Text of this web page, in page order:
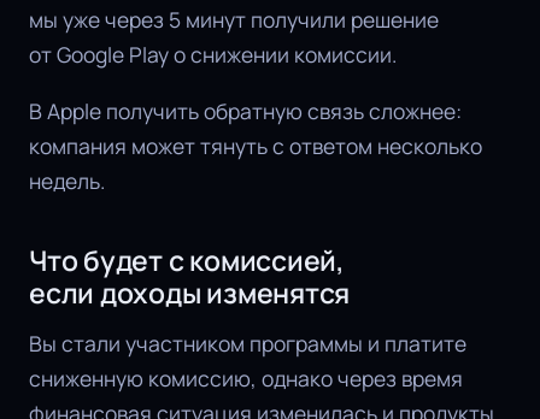
мы уже через 5 минут получили решение
от Google Play о снижении комиссии.
В Apple получить обратную связь сложнее:
компания может тянуть с ответом несколько
недель.
Что будет с комиссией,
если доходы изменятся
Вы стали участником программы и платите
сниженную комиссию, однако через время
финансовая ситуация изменилась и продукты